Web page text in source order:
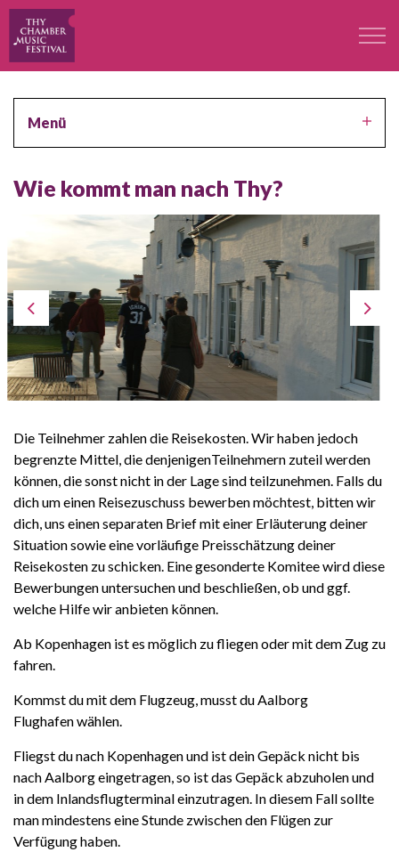
Das Festival
Professoren
Konzerte
Teilnehmer
Kontakt
Deutsch
Kontakt
Menü
Wie kommt man nach Thy?
Die Teilnehmer zahlen die Reisekosten. Wir haben jedoch
begrenzte Mittel, die denjenigenTeilnehmern zuteil werden
können, die sonst nicht in der Lage sind teilzunehmen. Falls du
dich um einen Reisezuschuss bewerben möchtest, bitten wir
dich, uns einen separaten Brief mit einer Erläuterung deiner
Situation sowie eine vorläufige Preisschätzung deiner
Reisekosten zu schicken. Eine gesonderte Komitee wird diese
Bewerbungen untersuchen und beschließen, ob und ggf.
welche Hilfe wir anbieten können.
Ab Kopenhagen ist es möglich zu fliegen oder mit dem Zug zu
fahren.
Kommst du mit dem Flugzeug, musst du Aalborg
Flughafen wählen.
Fliegst du nach Kopenhagen und ist dein Gepäck nicht bis
nach Aalborg eingetragen, so ist das Gepäck abzuholen und
in dem Inlandsflugterminal einzutragen. In diesem Fall sollte
man mindestens eine Stunde zwischen den Flügen zur
Verfügung haben.